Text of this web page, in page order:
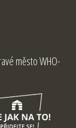
město WHO-